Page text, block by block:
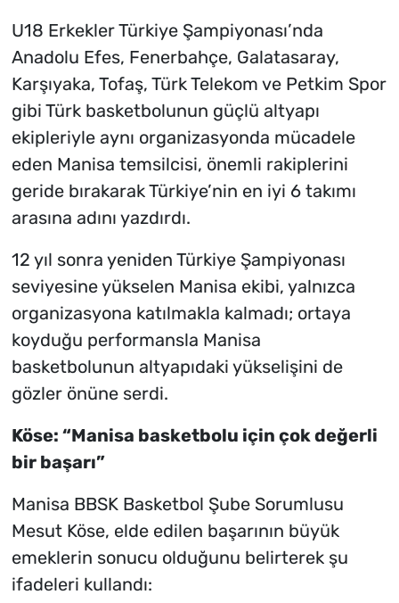
U18 Erkekler Türkiye Şampiyonası’nda
Anadolu Efes, Fenerbahçe, Galatasaray,
Karşıyaka, Tofaş, Türk Telekom ve Petkim Spor
gibi Türk basketbolunun güçlü altyapı
ekipleriyle aynı organizasyonda mücadele
eden Manisa temsilcisi, önemli rakiplerini
geride bırakarak Türkiye’nin en iyi 6 takımı
arasına adını yazdırdı.
12 yıl sonra yeniden Türkiye Şampiyonası
seviyesine yükselen Manisa ekibi, yalnızca
organizasyona katılmakla kalmadı; ortaya
koyduğu performansla Manisa
basketbolunun altyapıdaki yükselişini de
gözler önüne serdi.
Köse: “Manisa basketbolu için çok değerli
bir başarı”
Manisa BBSK Basketbol Şube Sorumlusu
Mesut Köse, elde edilen başarının büyük
emeklerin sonucu olduğunu belirterek şu
ifadeleri kullandı: